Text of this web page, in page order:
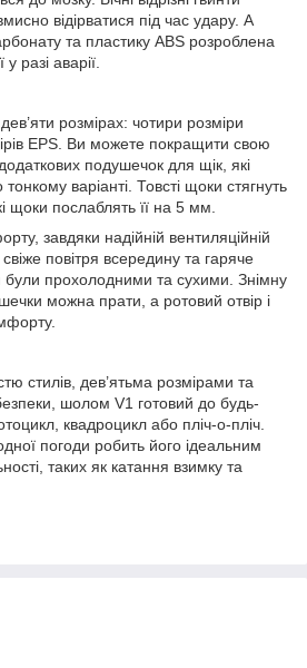
відірватися під час удару. А
та пластику ABS розроблена
разі аварії.
розмірах: чотири розміри
EPS. Ви можете покращити свою
подушечок для щік, які
варіанті. Товсті щоки стягнуть
щоки послаблять її на 5 мм.
завдяки надійній вентиляційній
повітря всередину та гаряче
були прохолодними та сухими. Знімну
можна прати, а ротовий отвір і
стилів, дев’ятьма розмірами та
шолом V1 готовий до будь-
квадроцикл або пліч-о-пліч.
погоди робить його ідеальним
таких як катання взимку та